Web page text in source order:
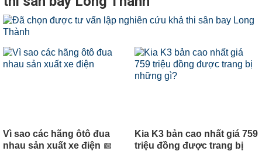
Vì sao các hãng ôtô đua
nhau sản xuất xe điện
Kia K3 bản cao nhất giá 759
triệu đồng được trang bị